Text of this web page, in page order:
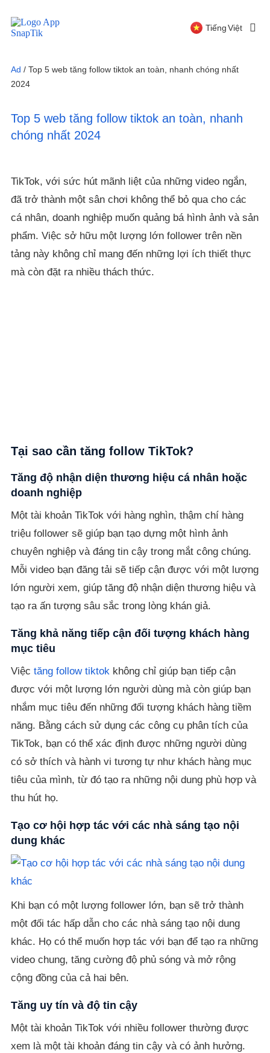
Tiếng Việt
Русский
Ad / Top 5 web tăng follow tiktok an toàn, nhanh chóng nhất
2024
Top 5 web tăng follow tiktok an toàn, nhanh
chóng nhất 2024
TikTok, với sức hút mãnh liệt của những video ngắn,
đã trở thành một sân chơi không thể bỏ qua cho các
cá nhân, doanh nghiệp muốn quảng bá hình ảnh và sản
phẩm. Việc sở hữu một lượng lớn follower trên nền
tảng này không chỉ mang đến những lợi ích thiết thực
mà còn đặt ra nhiều thách thức.
Tại sao cần tăng follow TikTok?
Tăng độ nhận diện thương hiệu cá nhân hoặc
doanh nghiệp
Một tài khoản TikTok với hàng nghìn, thậm chí hàng
triệu follower sẽ giúp bạn tạo dựng một hình ảnh
chuyên nghiệp và đáng tin cậy trong mắt công chúng.
Mỗi video bạn đăng tải sẽ tiếp cận được với một lượng
lớn người xem, giúp tăng độ nhận diện thương hiệu và
tạo ra ấn tượng sâu sắc trong lòng khán giả.
Tăng khả năng tiếp cận đối tượng khách hàng
mục tiêu
Việc tăng follow tiktok không chỉ giúp bạn tiếp cận
được với một lượng lớn người dùng mà còn giúp bạn
nhắm mục tiêu đến những đối tượng khách hàng tiềm
năng. Bằng cách sử dụng các công cụ phân tích của
TikTok, bạn có thể xác định được những người dùng
có sở thích và hành vi tương tự như khách hàng mục
tiêu của mình, từ đó tạo ra những nội dung phù hợp và
thu hút họ.
Tạo cơ hội hợp tác với các nhà sáng tạo nội
dung khác
Khi bạn có một lượng follower lớn, bạn sẽ trở thành
một đối tác hấp dẫn cho các nhà sáng tạo nội dung
khác. Họ có thể muốn hợp tác với bạn để tạo ra những
video chung, tăng cường độ phủ sóng và mở rộng
cộng đồng của cả hai bên.
Tăng uy tín và độ tin cậy
Một tài khoản TikTok với nhiều follower thường được
xem là một tài khoản đáng tin cậy và có ảnh hưởng.